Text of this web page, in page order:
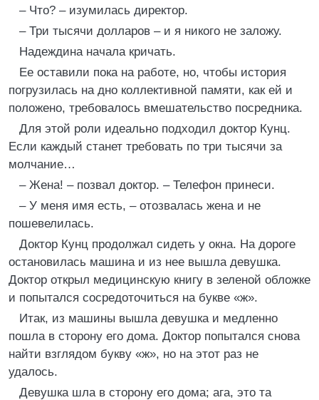
– Что? – изумилась директор.
– Три тысячи долларов – и я никого не заложу.
Надеждина начала кричать.
Ее оставили пока на работе, но, чтобы история
погрузилась на дно коллективной памяти, как ей и
положено, требовалось вмешательство посредника.
Для этой роли идеально подходил доктор Кунц.
Если каждый станет требовать по три тысячи за
молчание…
– Жена! – позвал доктор. – Телефон принеси.
– У меня имя есть, – отозвалась жена и не
пошевелилась.
Доктор Кунц продолжал сидеть у окна. На дороге
остановилась машина и из нее вышла девушка.
Доктор открыл медицинскую книгу в зеленой обложке
и попытался сосредоточиться на букве «ж».
Итак, из машины вышла девушка и медленно
пошла в сторону его дома. Доктор попытался снова
найти взглядом букву «ж», но на этот раз не
удалось.
Девушка шла в сторону его дома; ага, это та